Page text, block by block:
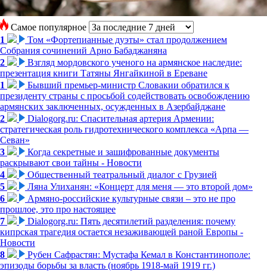
Самое популярное
1
Том «Фортепианные дуэты» стал продолжением
Собрания сочинений Арно Бабаджаняна
2
Взгляд мордовского ученого на армянское наследие:
презентация книги Татяны Янгайкиной в Ереване
1
Бывший премьер-министр Словакии обратился к
президенту страны с просьбой содействовать освобождению
армянских заключенных, осужденных в Азербайджане
2
Dialogorg.ru: Спасительная артерия Армении:
стратегическая роль гидротехнического комплекса «Арпа —
Севан»
3
Когда секретные и зашифрованные документы
раскрывают свои тайны - Новости
4
Общественный театральный диалог с Грузией
5
Ляна Улиханян: «Концерт для меня — это второй дом»
6
Армяно-российские культурные связи – это не про
прошлое, это про настоящее
7
Dialogorg.ru: Пять десятилетий разделения: почему
кипрская трагедия остается незаживающей раной Европы -
Новости
8
Рубен Сафрастян: Мустафа Кемал в Константинополе:
эпизоды борьбы за власть (ноябрь 1918-май 1919 гг.)